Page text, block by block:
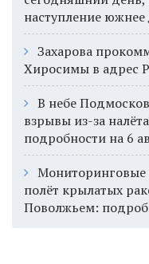
наступление
Захарова
Хиросимы в адрес
В небе
взрывы из-за
подробности на 6
Мониторинговые
полёт крылатых
Поволжьем: